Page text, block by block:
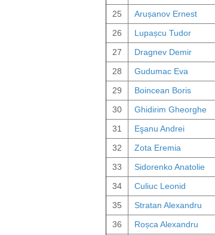
25
Arușanov Ernest
26
Lupașcu Tudor
27
Dragnev Demir
28
Gudumac Eva
29
Boincean Boris
30
Ghidirim Gheorghe
31
Eşanu Andrei
32
Zota Eremia
33
Sidorenko Anatolie
34
Culiuc Leonid
35
Stratan Alexandru
36
Roșca Alexandru